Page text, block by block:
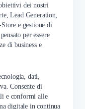
dei nostri
Lead Generation,
e gestione di
per essere
di business e
dati,
Consente di
e conformi alle
digitale in continua